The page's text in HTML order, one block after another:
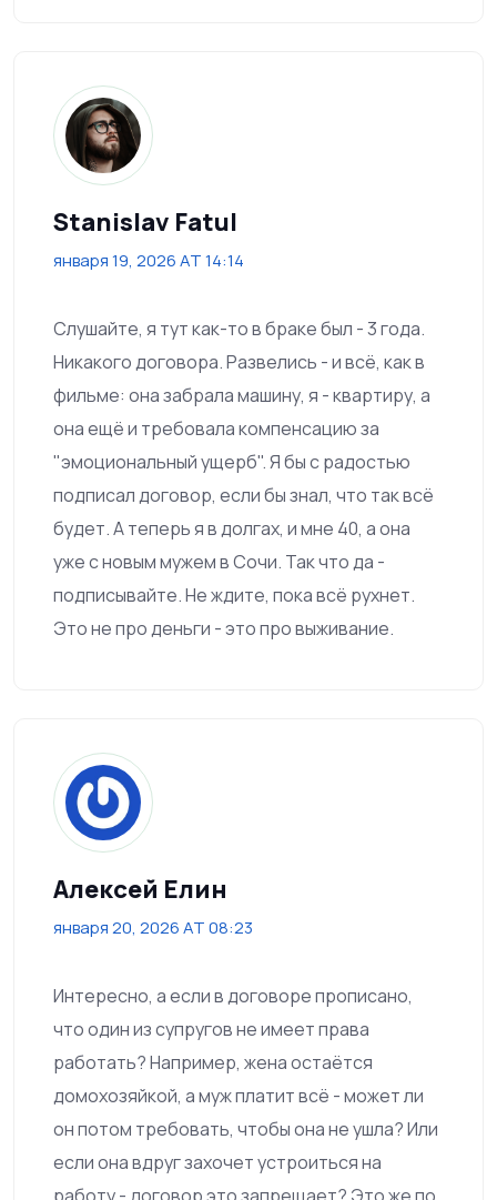
Stanislav Fatul
января 19, 2026 AT 14:14
Слушайте, я тут как-то в браке был - 3 года.
Никакого договора. Развелись - и всё, как в
фильме: она забрала машину, я - квартиру, а
она ещё и требовала компенсацию за
"эмоциональный ущерб". Я бы с радостью
подписал договор, если бы знал, что так всё
будет. А теперь я в долгах, и мне 40, а она
уже с новым мужем в Сочи. Так что да -
подписывайте. Не ждите, пока всё рухнет.
Это не про деньги - это про выживание.
Алексей Елин
января 20, 2026 AT 08:23
Интересно, а если в договоре прописано,
что один из супругов не имеет права
работать? Например, жена остаётся
домохозяйкой, а муж платит всё - может ли
он потом требовать, чтобы она не ушла? Или
если она вдруг захочет устроиться на
работу - договор это запрещает? Это же по